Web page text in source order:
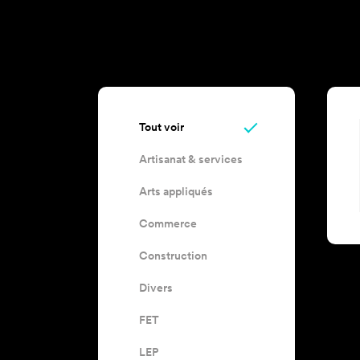
Tout voir
Artisanat & services
Arts appliqués
Commerce
Construction
Divers
FET
LEP